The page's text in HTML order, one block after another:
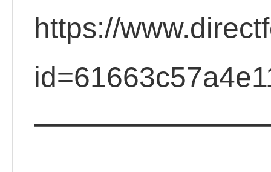
https://